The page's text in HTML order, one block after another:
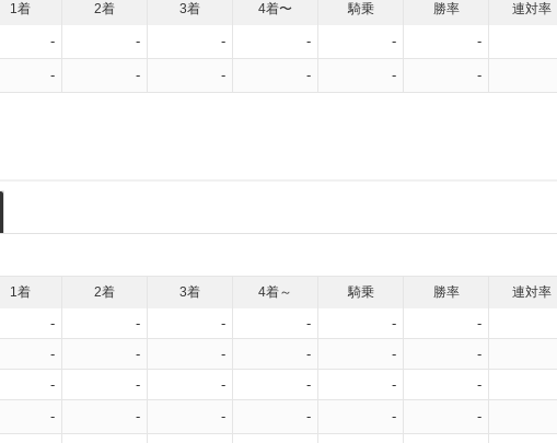
1着 2着 3着 4着〜 騎乗 勝率 連対率
- - - - - -
- - - - - -
1着 2着 3着 4着～ 騎乗 勝率 連対率
- - - - - -
- - - - - -
- - - - - -
- - - - - -